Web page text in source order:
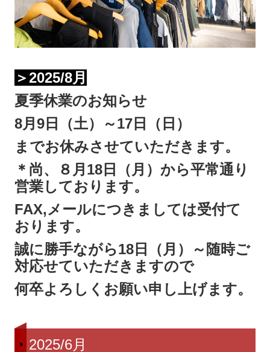
＞2025/8月
夏季休業のお知らせ
8月9日（土）～17日（日）
までお休みさせていただきます。
＊尚、８月18日（月）から平常通り
営業しております。
FAX,メールにつきましては受付て
おります。
誠に勝手ながら18日（月）～随時ご
対応せていただきますので
何卒よろしくお願い申し上げます。
2025/6月